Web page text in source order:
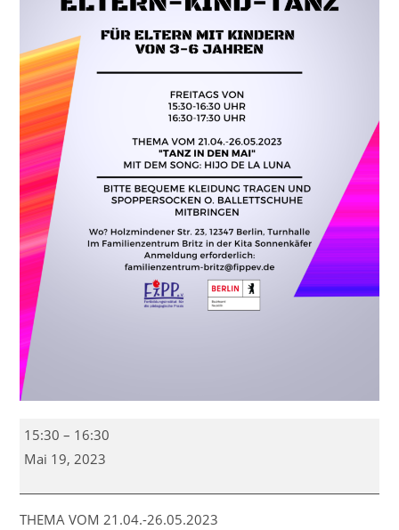
Eltern
-
Tanz
15:30 – 16:30
Mai 19, 2023
THEMA VOM 21.04.-26.05.2023